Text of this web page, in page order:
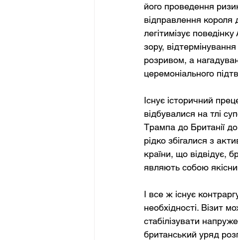
його проведення
відправлення
легітимізує
зору,
розривом, а
церемоніального
Існує історичний
відбувалися на тлі
Трампа до Британії
рідко збігалися з
країни, що відвідує,
являють собою
І все ж існує
необхідності. Візит
стабілізувати
британський уряд